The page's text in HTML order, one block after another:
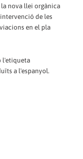
nova llei orgànica
de les
en el pla
l'etiqueta
a l'espanyol.